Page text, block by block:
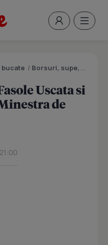
bucate / Borsuri, supe, ciorbe
Uscata si
de